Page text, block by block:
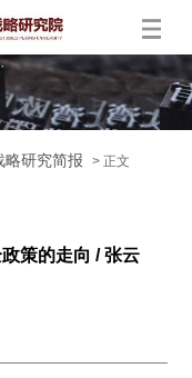
略研究简报 > 正文
策的走向 / 张云